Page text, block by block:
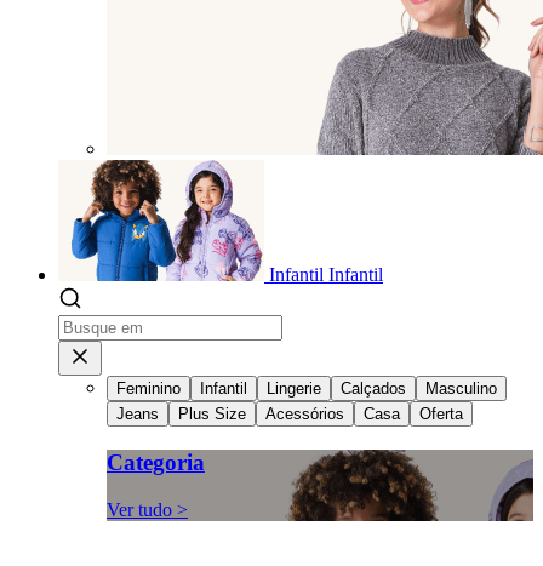
Infantil Infantil
Feminino Infantil Lingerie Calçados
Masculino
Jeans
Plus Size Acessórios Casa Oferta
Categoria
Ver tudo >